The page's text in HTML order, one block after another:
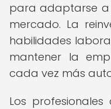
para adaptarse a
mercado. La
habilidades
mantener la
cada vez más
Los